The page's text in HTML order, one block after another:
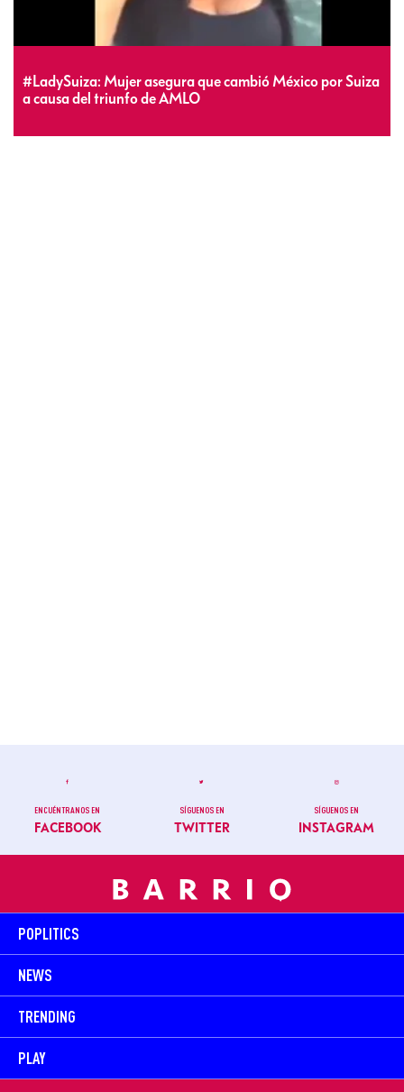
#LadySuiza: Mujer asegura que cambió México por Suiza
a causa del triunfo de AMLO
ENCUÉNTRANOS EN
FACEBOOK
SÍGUENOS EN
TWITTER
SÍGUENOS EN
INSTAGRAM
POPLITICS
NEWS
TRENDING
PLAY